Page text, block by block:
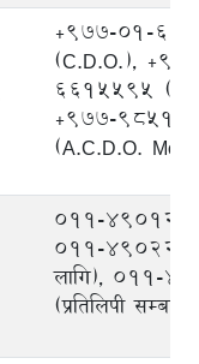
+977-01-
(C.D.O.),
6615595
+977-
(A.C.D.O.
०११-४९०१२३,
०११-४९०२२३
लागि), ०११-
(प्रतिलिपी